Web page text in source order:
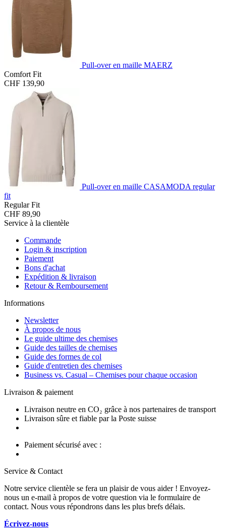
Pull-over en maille MAERZ
Comfort Fit
CHF 139,90
Pull-over en maille CASAMODA regular
fit
Regular Fit
CHF 89,90
Service à la clientèle
Commande
Login & inscription
Paiement
Bons d'achat
Expédition & livraison
Retour & Remboursement
Informations
Newsletter
À propos de nous
Le guide ultime des chemises
Guide des tailles de chemises
Guide des formes de col
Guide d'entretien des chemises
Business vs. Casual – Chemises pour chaque occasion
Livraison & paiement
Livraison neutre en CO₂ grâce à nos partenaires de transport
Livraison sûre et fiable par la Poste suisse
Paiement sécurisé avec :
Service & Contact
Notre service clientèle se fera un plaisir de vous aider ! Envoyez-
nous un e-mail à propos de votre question via le formulaire de
contact. Nous vous répondrons dans les plus brefs délais.
Écrivez-nous